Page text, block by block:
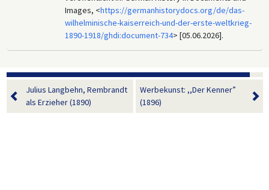
Images, <https://germanhistorydocs.org/de/das-
wilhelminische-kaiserreich-und-der-erste-weltkrieg-
1890-1918/ghdi:document-734> [05.06.2026].
Julius Langbehn, Rembrandt
als Erzieher (1890)
Werbekunst: ,,Der Kenner”
(1896)